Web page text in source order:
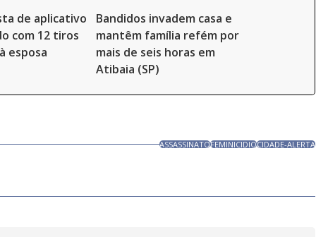
de aplicativo
com 12 tiros
esposa
Bandidos invadem casa e
mantêm família refém por
mais de seis horas em
Atibaia (SP)
ASSASSINATOFEMINICIDIOCIDADE-ALERTA